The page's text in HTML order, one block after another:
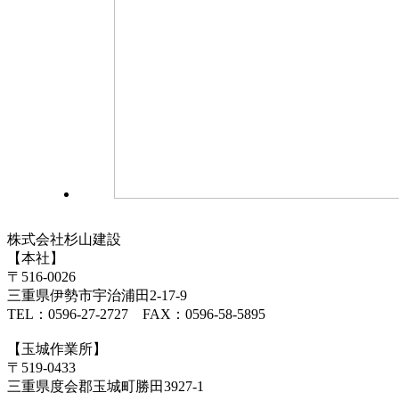
株式会社杉山建設
【本社】
〒516-0026
三重県伊勢市宇治浦田2-17-9
TEL：0596-27-2727 FAX：0596-58-5895
【玉城作業所】
〒519-0433
三重県度会郡玉城町勝田3927-1